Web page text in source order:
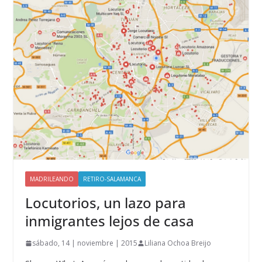
MADRILEANDO RETIRO-SALAMANCA
Locutorios, un lazo para
inmigrantes lejos de casa
sábado, 14 | noviembre | 2015 Liliana Ochoa Breijo